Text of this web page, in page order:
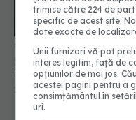
Greșeala de
gripă. Germenii pot
zile
13 iul 2026, 15:35
trimise către 224 de
specific de acest site.
date exacte de
Unii furnizori vă pot
interes legitim, față de
opțiunilor de mai jos.
acestei pagini pentru a
consimțământul în
uri.